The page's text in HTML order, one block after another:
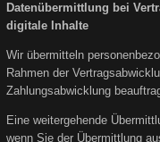
Datenübermittlung bei
digitale Inhalte
Wir übermitteln
Rahmen der
Zahlungsabwicklung
Eine weitergehende
wenn Sie der Übermittlung